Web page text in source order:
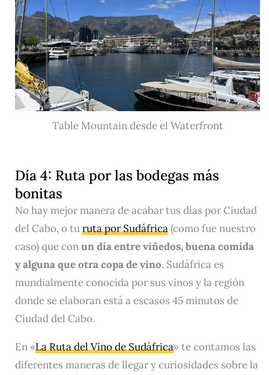
Table Mountain desde el Waterfront
Día 4: Ruta por las bodegas más
bonitas
No hay mejor manera de acabar tus días por Ciudad
del Cabo, o turuta por Sudáfrica(como fue nuestro
caso) que conun día entre viñedos, buena comida
y alguna que otra copa de vino. Sudáfrica es
mundialmente conocida por sus vinos y la región
donde se elaboran está a escasos 45 minutos de
Ciudad del Cabo.
En «La Ruta del Vino de Sudáfrica» te contamos las
diferentes maneras de llegar y curiosidades sobre la